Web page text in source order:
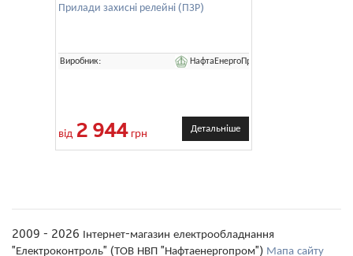
Прилади захисні релейні (ПЗР)
Виробник: НафтаЕнергоПром
від 2 944грн Детальніше
2009 - 2026 Інтернет-магазин електрообладнання
"Електроконтроль" (ТОВ НВП "Нафтаенергопром") Мапа сайту